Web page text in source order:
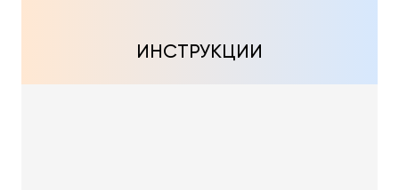
ИНСТРУКЦИИ